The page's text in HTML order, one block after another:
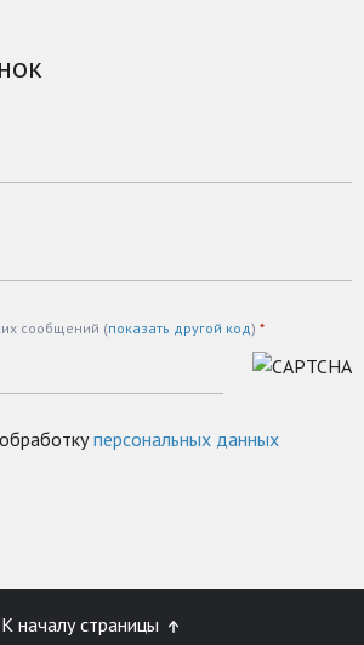
сообщений (показать другой код) *
персональных данных
К началу страницы